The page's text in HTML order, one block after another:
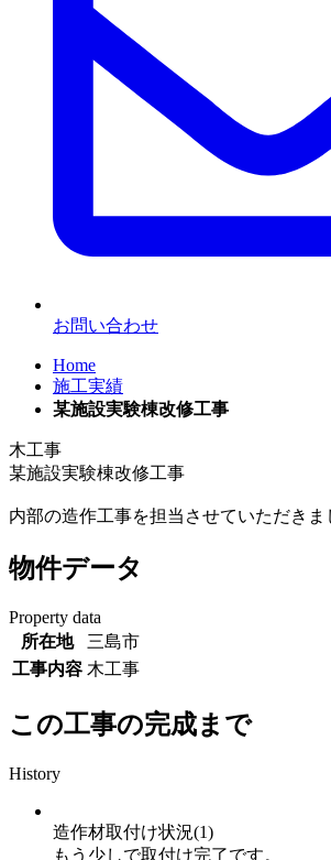
お問い合わせ
Home
施工実績
某施設実験棟改修工事
木工事
某施設実験棟改修工事
内部の造作工事を担当させていただきま
物件データ
Property data
所在地
三島市
工事内容 木工事
この工事の完成まで
History
造作材取付け状況(1)
もう少しで取付け完了です。